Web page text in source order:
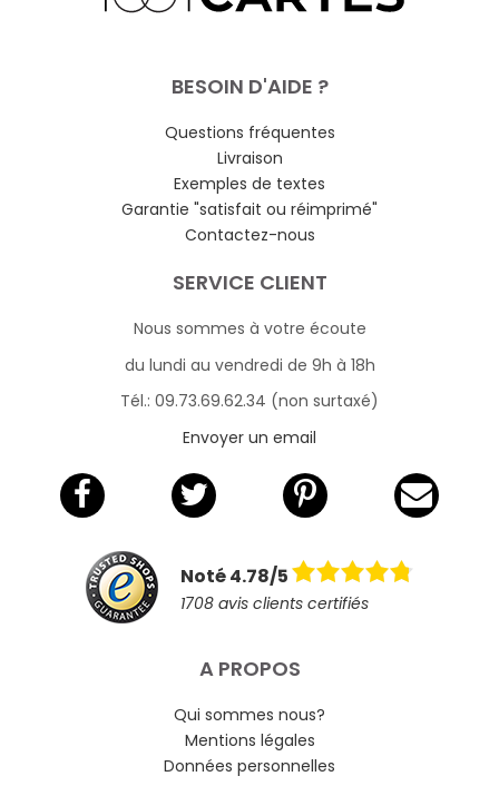
BESOIN D'AIDE ?
Questions fréquentes
Livraison
Exemples de textes
Garantie "satisfait ou réimprimé"
Contactez-nous
SERVICE CLIENT
Nous sommes à votre écoute
du lundi au vendredi de 9h à 18h
Tél.: 09.73.69.62.34 (non surtaxé)
Envoyer un email
Noté 4.78/5
1708 avis clients certifiés
A PROPOS
Qui sommes nous?
Mentions légales
Données personnelles